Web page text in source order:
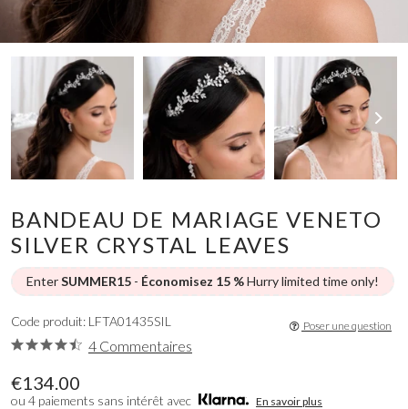
BANDEAU DE MARIAGE VENETO
SILVER CRYSTAL LEAVES
EnterSUMMER15 - Économisez 15 %Hurry limited time only!
€134.00
ou 4 paiements sans intérêt avec En savoir plus
Code produit: LFTA01435SIL
4 Commentaires
Poser une question